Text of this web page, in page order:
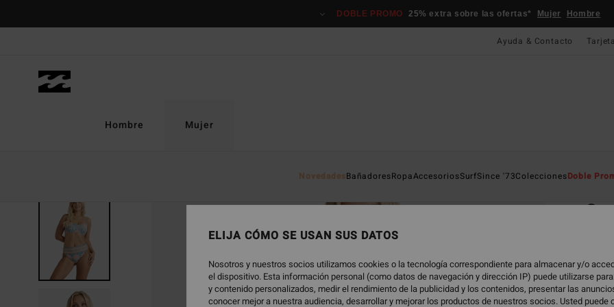
producto
DOBLE PROMO 25% extra sobre las ofertas* Mujer Hombre
Ayuda & Contacto
Hombre Mujer
NovedadesBañadoresRopaAccesoriosSurfSince '73ColeccionesDoble
Top
ECO-
49,95
ELIJA CÓMO SE USAN SUS DATOS
Nosotros y nuestros socios utilizamos cookies o la tecnología correspondiente para almacenar y/o
el dispositivo. Esta información personal (como datos de navegación y dirección IP) puede utilizarse
y contenido personalizados, medir el rendimiento de la publicidad y los contenidos, presentar las
conocer mejor a nuestra audiencia, desarrollar y mejorar los productos de nuestros socios. Usted puede